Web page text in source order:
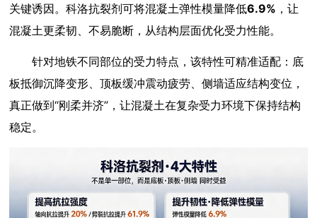
关键诱因。科洛抗裂剂可将混凝土弹性模量降低6.9% ，让
混凝土更柔韧、不易脆断，从结构层面优化受力性能。
针对地铁不同部位的受力特点，该特性可精准适配：底
板抵御沉降变形、顶板缓冲震动疲劳、侧墙适应结构变位，
真正做到“刚柔并济”，让混凝土在复杂受力环境下保持结构
稳定。